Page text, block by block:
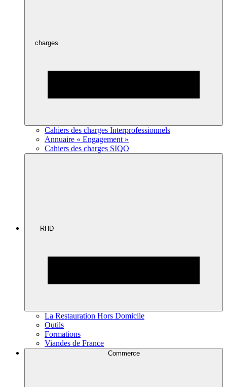
charges
Cahiers des charges Interprofessionnels
Annuaire « Engagement »
Cahiers des charges SIQO
RHD
La Restauration Hors Domicile
Outils
Formations
Viandes de France
Commerce